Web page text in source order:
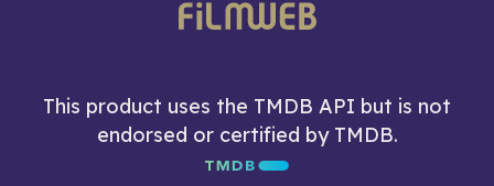
This product uses the TMDB API but is not
endorsed or certified by TMDB.